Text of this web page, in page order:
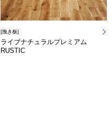
[挽き板]
ライブナチュラルプレミアム
RUSTIC